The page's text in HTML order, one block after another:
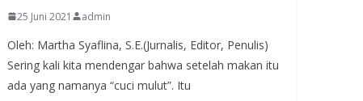
25 Juni 2021 admin
Oleh: Martha Syaflina, S.E.(Jurnalis, Editor, Penulis)
Sering kali kita mendengar bahwa setelah makan itu
ada yang namanya “cuci mulut”. Itu